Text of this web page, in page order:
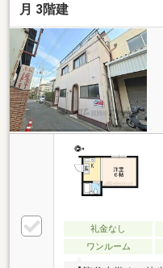
月 3階建
礼金なし
ワンルーム